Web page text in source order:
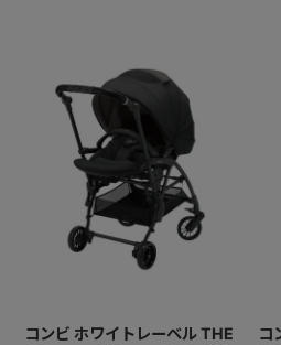
コンビ ホワイトレーベル THE
コ